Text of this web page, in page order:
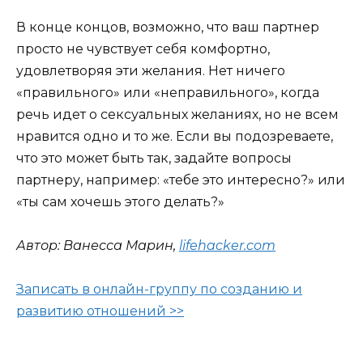
В конце концов, возможно, что ваш партнер
просто не чувствует себя комфортно,
удовлетворяя эти желания. Нет ничего
«правильного» или «неправильного», когда
речь идет о сексуальных желаниях, но не всем
нравится одно и то же. Если вы подозреваете,
что это может быть так, задайте вопросы
партнеру, например: «тебе это интересно?» или
«ты сам хочешь этого делать?»
Автор: Ванесса Марин, lifehacker.com
Записать в онлайн-группу по созданию и
развитию отношений >>